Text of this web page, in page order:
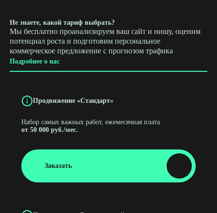
Не знаете, какой тариф выбрать?
Мы бесплатно проанализируем ваш сайт и нишу, оценим
потенциал роста и подготовим персональное
коммерческое предложение с прогнозом трафика
Подробнее о нас
Продвижение «Стандарт»
Набор самых важных работ, ежемесячная плата
от 50 000 руб./мес.
Заказать